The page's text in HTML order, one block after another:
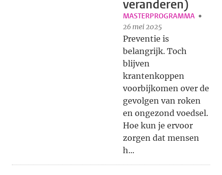
veranderen)
MASTERPROGRAMMA
26 mei 2025
Preventie is
belangrijk. Toch
blijven
krantenkoppen
voorbijkomen over de
gevolgen van roken
en ongezond voedsel.
Hoe kun je ervoor
zorgen dat mensen
h...